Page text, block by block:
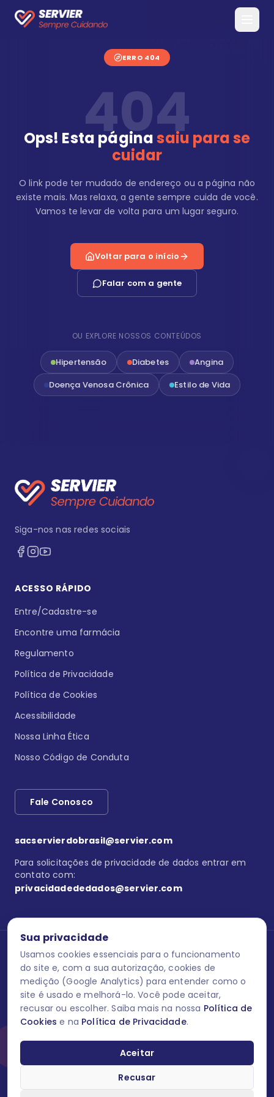
Sua privacidade
Usamos cookies essenciais para o funcionamento
do site e, com a sua autorização, cookies de
medição (Google Analytics) para entender como o
site é usado e melhorá-lo. Você pode aceitar,
recusar ou escolher. Saiba mais na nossa Política de
Cookies e na Política de Privacidade.
Aceitar
Recusar
ERRO 404
404
Ops! Esta páginasaiu para se
cuidar
O link pode ter mudado de endereço ou a página não
existe mais. Mas relaxa, a gente sempre cuida de você.
Vamos te levar de volta para um lugar seguro.
Voltar para o início
Falar com a gente
OU EXPLORE NOSSOS CONTEÚDOS
Hipertensão Diabetes
Angina
Doença Venosa Crônica
Estilo de Vida
Siga-nos nas redes sociais
ACESSO RÁPIDO
Entre/Cadastre-se
Encontre uma farmácia
Regulamento
Política de Privacidade
Política de Cookies
Acessibilidade
Nossa Linha Ética
Nosso Código de Conduta
Fale Conosco
sacservierdobrasil@servier.com
Para solicitações de privacidade de dados entrar em
contato com:
privacidadededados@servier.com
Se estiver no programa semprecuidando, comunique aquiuma
reação adversa com os produtos Servier. Este site contém
informações para o público leigo e para os profissionais de saúde
do Brasil habilitados a prescrever medicamentos. M-AS ONE-BR-
202606-00013 / Agosto 2026.
O laboratório Servier do Brasil respeita os seus dados! Caso deseje
dados pessoais você pode fazê-lo a qualquer momento entrando
em contato através do site www.semprecuidando.com.br na opção
fale conosco.